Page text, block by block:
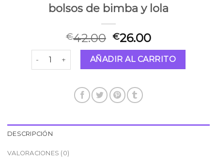
bolsos de bimba y lola
€42.00 €26.00
bolsos de bimba y lola cantidad
AÑADIR AL CARRITO
DESCRIPCIÓN
VALORACIONES (0)